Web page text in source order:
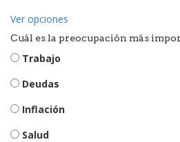
Ver opciones
Cuál es la preocupación más
Trabajo
Deudas
Inflación
Salud